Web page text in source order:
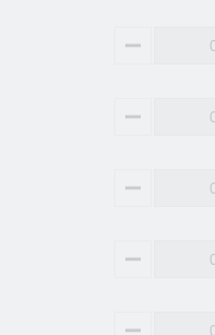
MINUS
MINUS
MINUS
MINUS